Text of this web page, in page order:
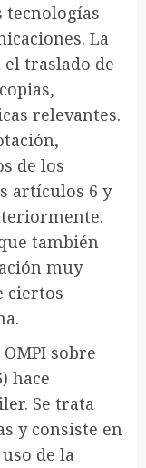
tecnologías
La
traslado de
relevantes.
de los
artículos 6 y
también
muy
ciertos
sobre
hace
Se trata
y consiste en
de la